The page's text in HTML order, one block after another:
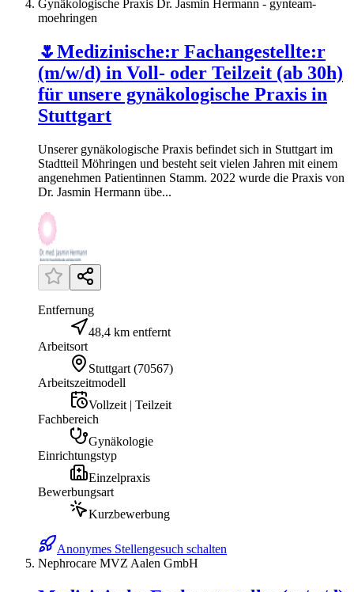
Gynäkologische Praxis Dr. Jasmin Hermann - gynteam-
moehringen
🌷Medizinische:r Fachangestellte:r
(m/w/d) in Voll- oder Teilzeit (ab 30h)
für unsere gynäkologische Praxis in
Stuttgart
Unserer gynäkologische Praxis befindet sich in Stuttgart im
Stadtteil Möhringen und besteht seit vielen Jahren mit einem
angenehmen Patientinnen Stamm. 2022 wurde die Praxis von
Dr. Jasmin Hermann übe...
Entfernung
48,4 km entfernt
Arbeitsort
Stuttgart (70567)
Arbeitszeitmodell
Vollzeit | Teilzeit
Fachbereich
Gynäkologie
Einrichtungstyp
Einzelpraxis
Bewerbungsart
Kurzbewerbung
Anonymes Stellengesuch schalten
Nephrocare MVZ Aalen GmbH